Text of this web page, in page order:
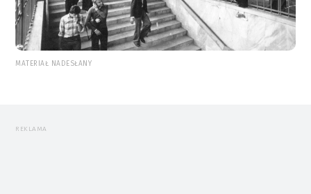
MATERIAŁ NADESŁANY
REKLAMA